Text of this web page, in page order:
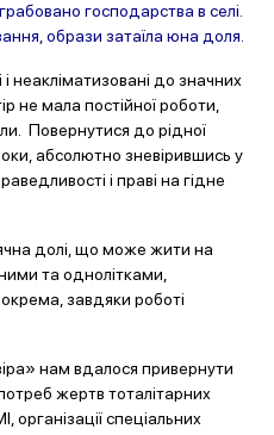
господарства в селі.
образи затаїла юна доля.
і неакліматизовані до значних
не мала постійної роботи,
Повернутися до рідної
абсолютно зневірившись у
і праві на гідне
долі, що може жити на
та однолітками,
завдяки роботі
нам вдалося привернути
жертв тоталітарних
організації спеціальних